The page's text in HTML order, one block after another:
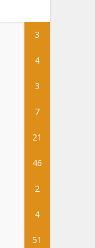
3
4
3
7
21
46
2
4
51